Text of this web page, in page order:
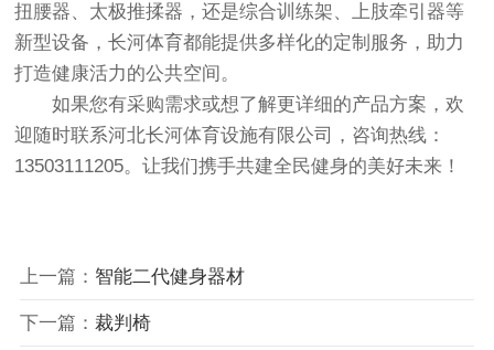
扭腰器、太极推揉器，还是综合训练架、上肢牵引器等
新型设备，长河体育都能提供多样化的定制服务，助力
打造健康活力的公共空间。
如果您有采购需求或想了解更详细的产品方案，欢
迎随时联系河北长河体育设施有限公司，咨询热线：
13503111205。让我们携手共建全民健身的美好未来！
上一篇： 智能二代健身器材
下一篇： 裁判椅